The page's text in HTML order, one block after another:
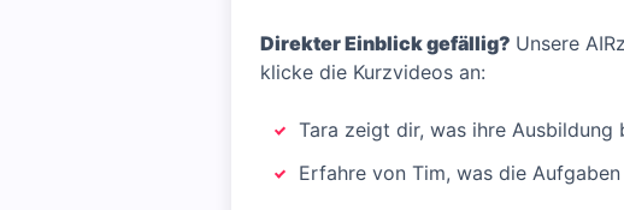
Direkter Einblick gefällig? Unsere
klicke die Kurzvideos an:
Tara zeigt dir, was ihre Ausbildung
Erfahre von Tim, was die